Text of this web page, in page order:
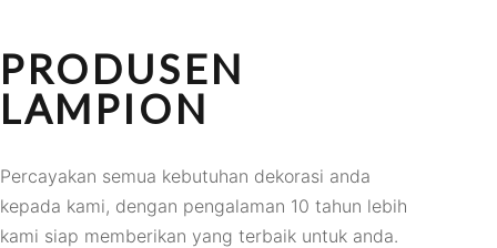
PRODUSEN
LAMPION
Percayakan semua kebutuhan dekorasi anda
kepada kami, dengan pengalaman 10 tahun lebih
kami siap memberikan yang terbaik untuk anda.